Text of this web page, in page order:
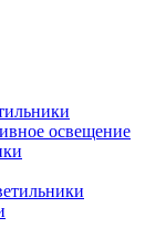
освещение